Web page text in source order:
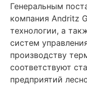
Генеральным
компания Andritz
технологии, а
систем
производству
соответствуют
предприятий